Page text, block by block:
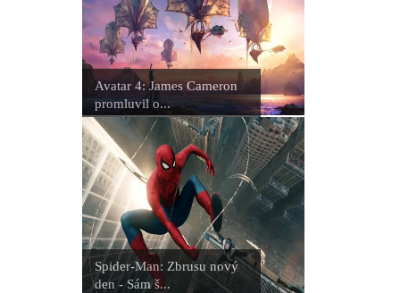
Avatar 4: James Cameron
promluvil o...
Spider-Man: Zbrusu nový
den - Sám š...